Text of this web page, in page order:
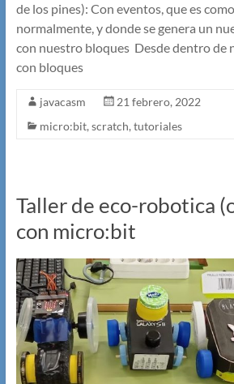
de los pines): Con eventos, que es
normalmente, y donde se genera un
con nuestro bloques Desde dentro de
con bloques
javacasm
21 febrero, 2022
micro:bit,scratch,tutoriales
Taller de eco-robotica
con micro:bit